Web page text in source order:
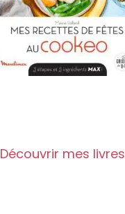
Découvrir mes livres